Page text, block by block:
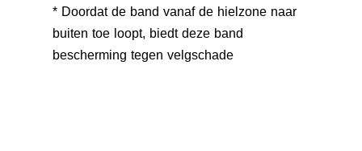
* Doordat de band vanaf de hielzone naar
buiten toe loopt, biedt deze band
bescherming tegen velgschade